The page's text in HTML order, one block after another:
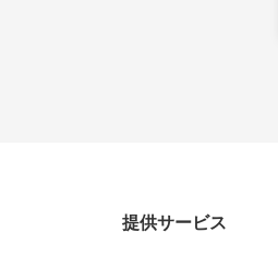
提供サービス